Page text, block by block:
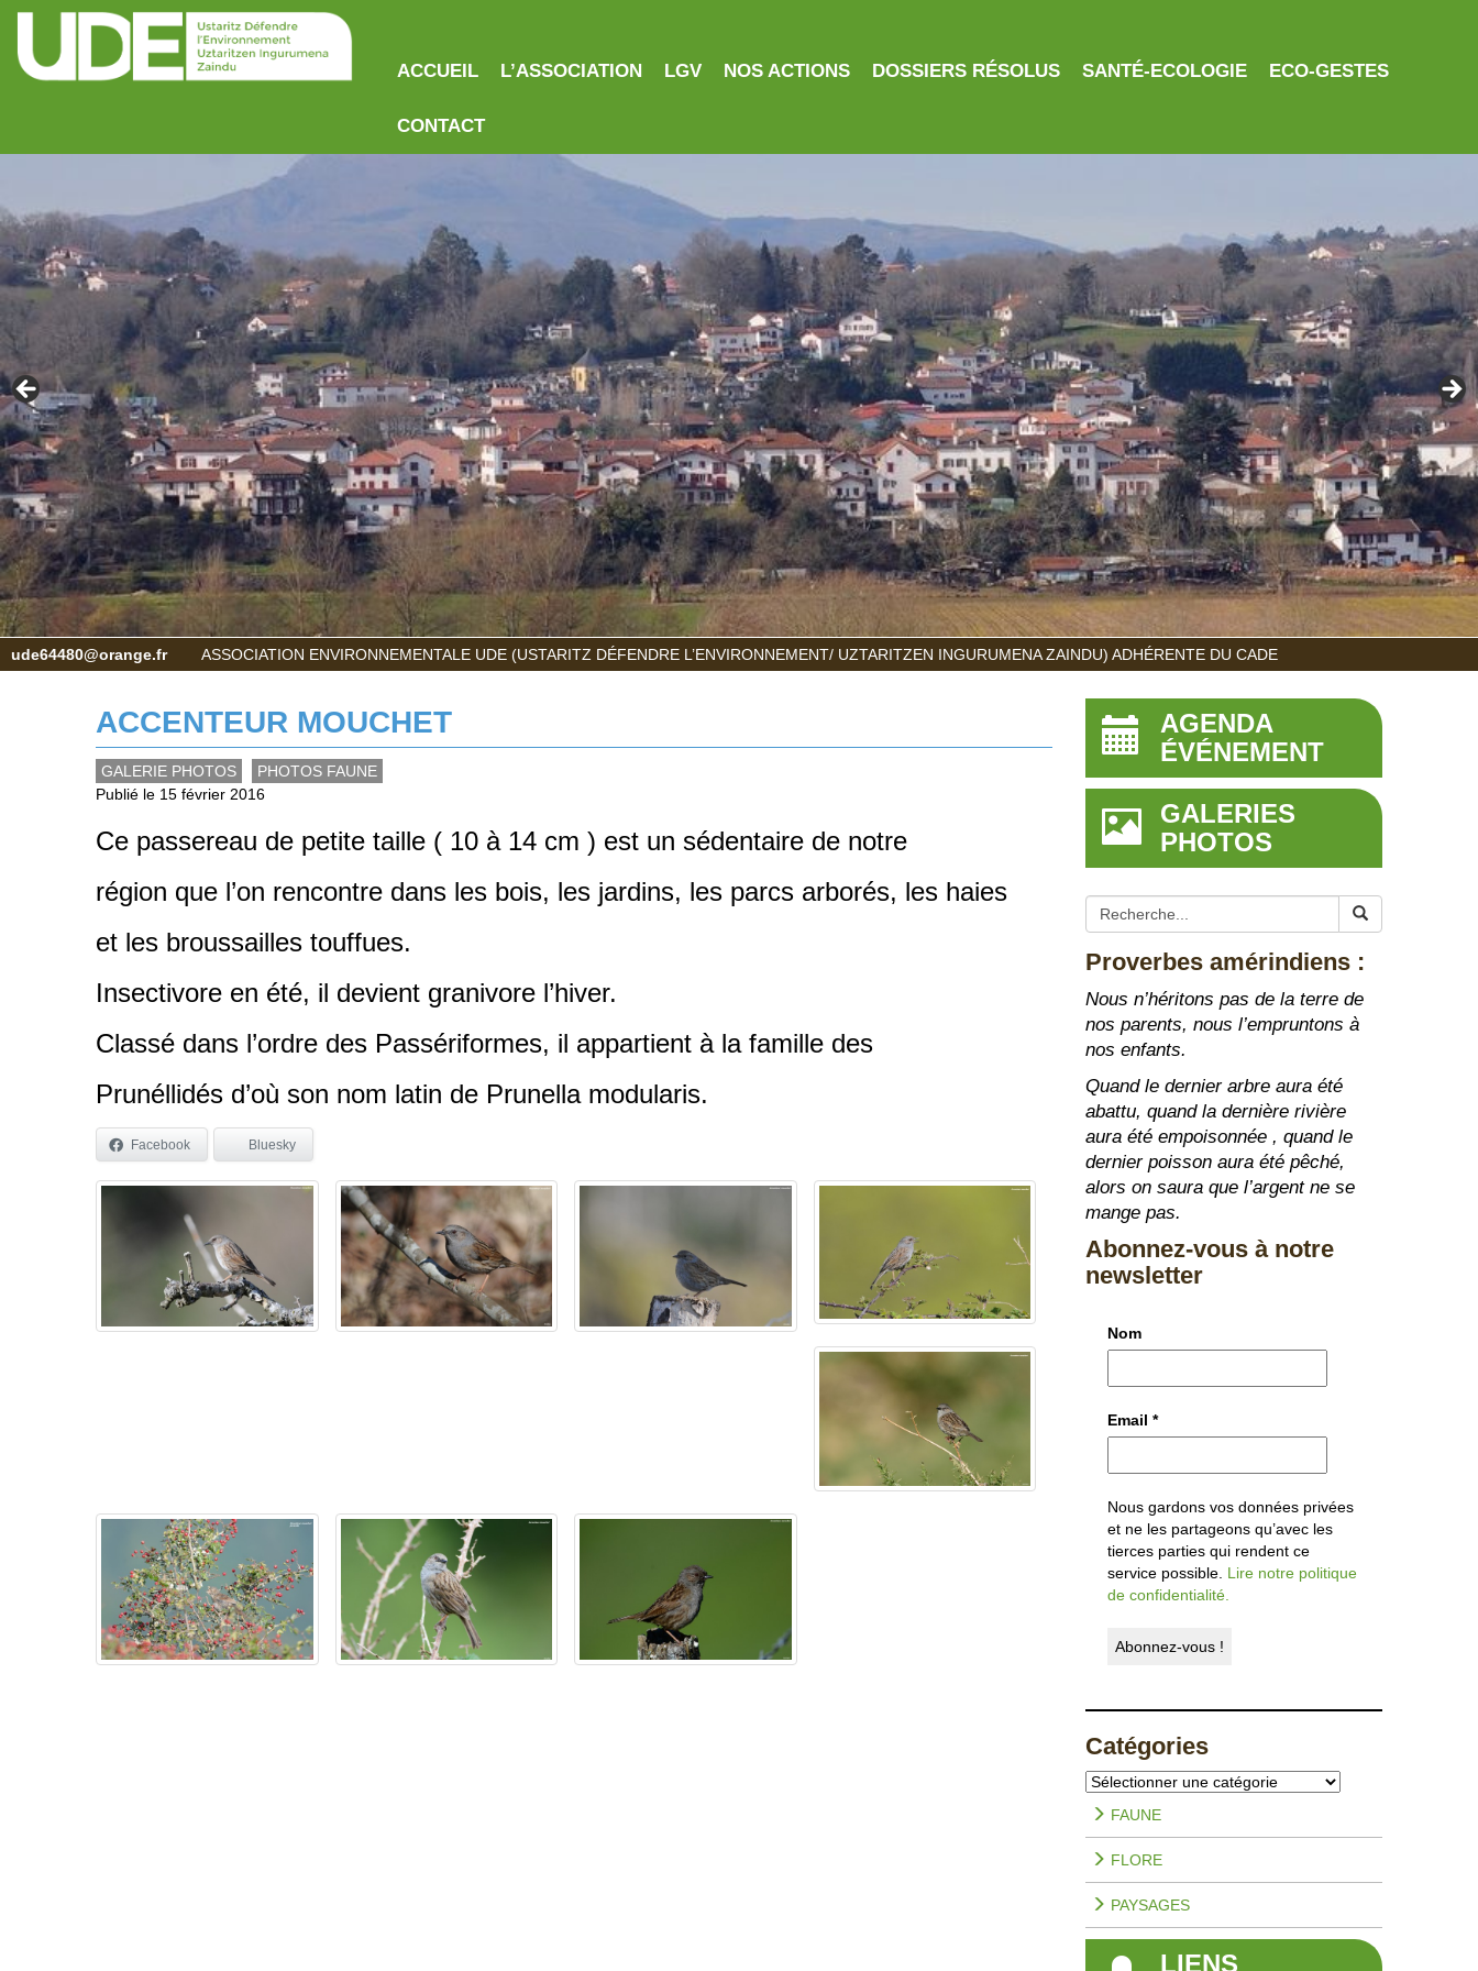
ACCUEIL L’ASSOCIATION LGV NOS ACTIONS DOSSIERS RÉSOLUS SANTÉ-ECOLOGIE ECO-GESTES
CONTACT
ASSOCIATION ENVIRONNEMENTALE UDE (USTARITZ DÉFENDRE L’ENVIRONNEMENT/ UZTARITZEN INGURUMENA ZAINDU) ADHÉRENTE DU CADE
ude64480@orange.fr
ACCENTEUR MOUCHET
GALERIE PHOTOS
PHOTOS FAUNE
Publié le 15 février 2016
Ce passereau de petite taille ( 10 à 14 cm ) est un sédentaire de notre
région que l’on rencontre dans les bois, les jardins, les parcs arborés, les haies
et les broussailles touffues.
Insectivore en été, il devient granivore l’hiver.
Classé dans l’ordre des Passériformes, il appartient à la famille des
Prunéllidés d’où son nom latin de Prunella modularis.
Facebook Bluesky
AGENDA
ÉVÉNEMENT
GALERIES
PHOTOS
Proverbes amérindiens :
Nous n’héritons pas de la terre de
nos parents, nous l’empruntons à
nos enfants.
Quand le dernier arbre aura été
abattu, quand la dernière rivière
aura été empoisonnée , quand le
dernier poisson aura été pêché,
alors on saura que l’argent ne se
mange pas.
Abonnez-vous à notre
newsletter
Nom
Email *
Nous gardons vos données privées
et ne les partageons qu’avec les
tierces parties qui rendent ce
service possible. Lire notre politique
de confidentialité.
Catégories
Catégories
FAUNE
FLORE
PAYSAGES
LIENS